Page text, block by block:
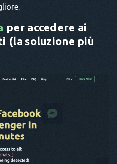
per accedere ai
(la soluzione più